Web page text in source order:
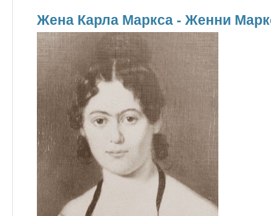
Жена Карла Маркса - Женни